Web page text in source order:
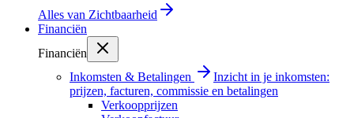
Alles van Zichtbaarheid
Financiën
Financiën
Inkomsten & Betalingen
Inzicht in je inkomsten:
prijzen, facturen, commissie en betalingen
Verkoopprijzen